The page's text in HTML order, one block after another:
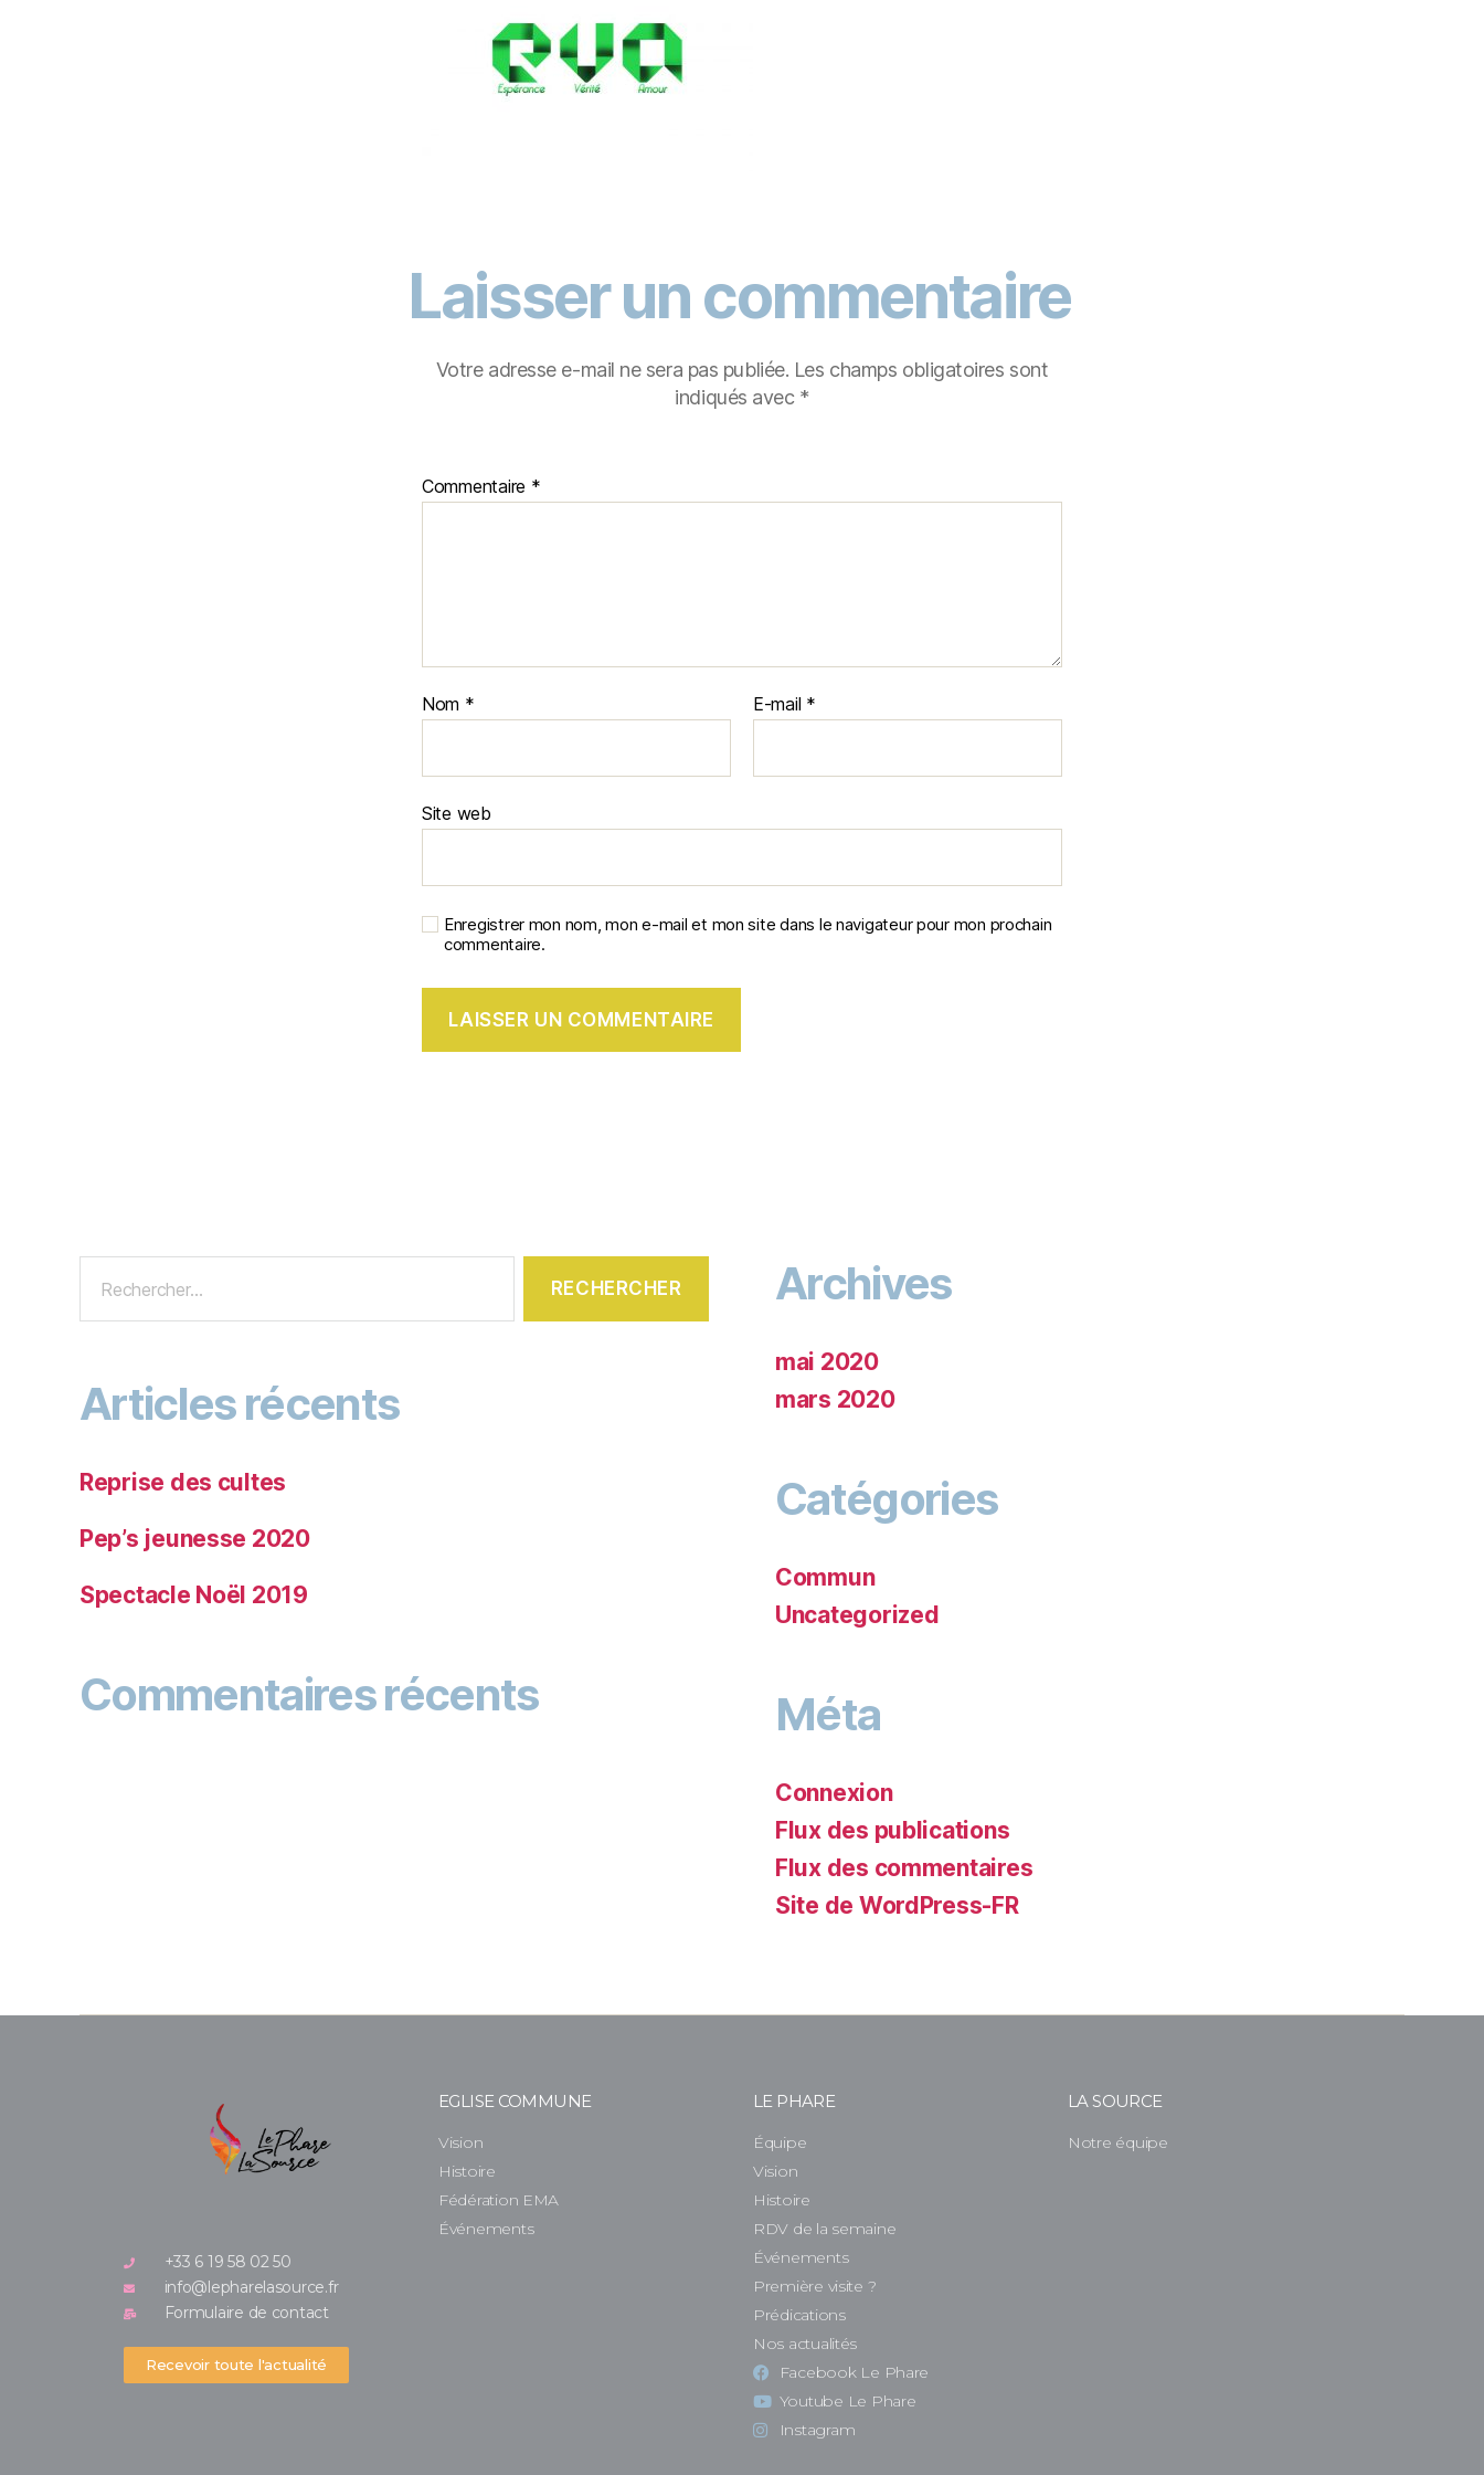
Laisser un commentaire
Votre adresse e-mail ne sera pas publiée. Les champs obligatoires sont
indiqués avec *
Commentaire *
Nom * E-mail *
Site web
Enregistrer mon nom, mon e-mail et mon site dans le navigateur pour mon prochain
commentaire.
Articles récents
Reprise des cultes
Pep’s jeunesse 2020
Spectacle Noël 2019
Commentaires récents
Archives
mai 2020
mars 2020
Catégories
Commun
Uncategorized
Méta
Connexion
Flux des publications
Flux des commentaires
Site de WordPress-FR
+33 6 19 58 02 50
info@lepharelasource.fr
Formulaire de contact
Recevoir toute l'actualité
EGLISE COMMUNE
Vision
Histoire
Fédération EMA
Événements
LE PHARE
Équipe
Vision
Histoire
RDV de la semaine
Événements
Première visite ?
Prédications
Nos actualités
Facebook Le Phare
Youtube Le Phare
Instagram
LA SOURCE
Notre équipe